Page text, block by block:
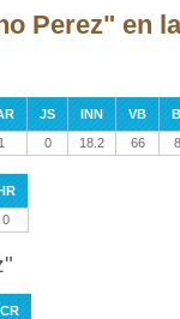
Perez" en
JS INN VB
1 0 18.2 66
0
CR